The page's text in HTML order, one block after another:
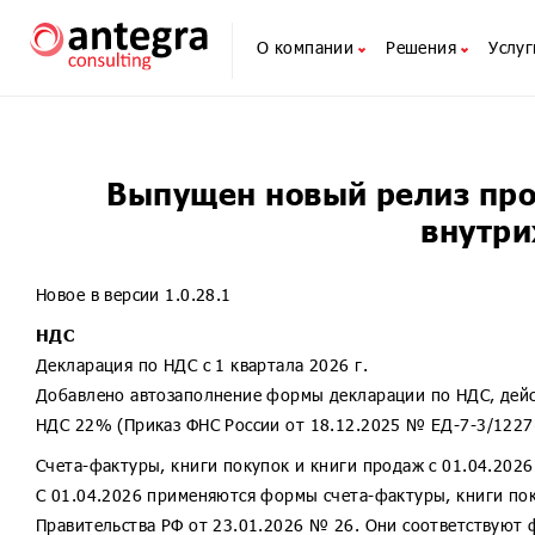
О компании
Новости
Решения
1С для страховых компаний
Антегра: Документооборот
Антегра: Зарплата и Управление
Антегра: Бюджетирование
Антегра: Согласование счетов
1С:Бухгалтерия 8
1С:Бухгалтерия КОРП МСФО
1С:Бухгалтерия некредитной
1С:Бухгалтерия страховой компании
Выпущен новый релиз
Новое в версии 1.0.28.1
НДС
Декларация по НДС с 1 квартала 2026 г.
Добавлено автозаполнение формы декларации по НДС,
НДС 22% (Приказ ФНС России от 18.12.2025 № ЕД-7-3/
Счета-фактуры, книги покупок и книги продаж с 01.04.2026
С 01.04.2026 применяются формы счета-фактуры, книги
Правительства РФ от 23.01.2026 № 26. Они